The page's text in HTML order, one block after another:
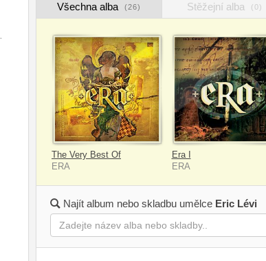
Všechna alba (26) Stěžejní alba (0)
The Very Best Of
ERA
Era I
ERA
Najít album nebo skladbu umělce Eric Lévi